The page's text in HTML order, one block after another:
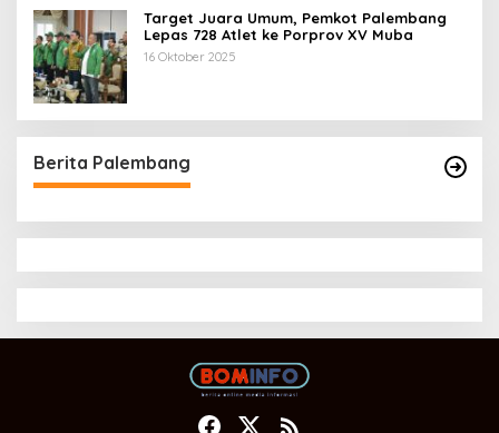
Target Juara Umum, Pemkot Palembang
Lepas 728 Atlet ke Porprov XV Muba
16 Oktober 2025
Berita Palembang